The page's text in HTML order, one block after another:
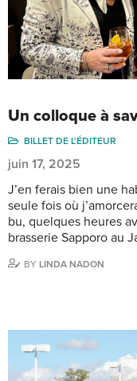
Un colloque à
BILLET DE L'ÉDITEUR
juin 17, 2025
J’en ferais bien une
seule fois où
bu, quelques heures
brasserie Sapporo au
BY LINDA NADON